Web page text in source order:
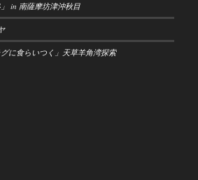
in 南薩摩坊津沖秋目
に食らいつく」天草羊角湾探索